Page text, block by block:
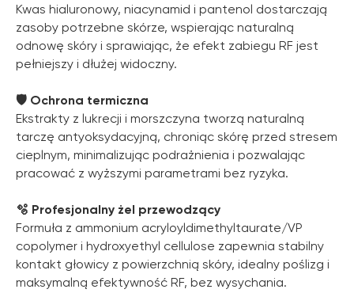
Kwas hialuronowy, niacynamid i pantenol dostarczają
zasoby potrzebne skórze, wspierając naturalną
odnowę skóry i sprawiając, że efekt zabiegu RF jest
pełniejszy i dłużej widoczny.
🛡 Ochrona termiczna
Ekstrakty z lukrecji i morszczyna tworzą naturalną
tarczę antyoksydacyjną, chroniąc skórę przed stresem
cieplnym, minimalizując podrażnienia i pozwalając
pracować z wyższymi parametrami bez ryzyka.
🫧 Profesjonalny żel przewodzący
Formuła z ammonium acryloyldimethyltaurate/VP
copolymer i hydroxyethyl cellulose zapewnia stabilny
kontakt głowicy z powierzchnią skóry, idealny poślizg i
maksymalną efektywność RF, bez wysychania.